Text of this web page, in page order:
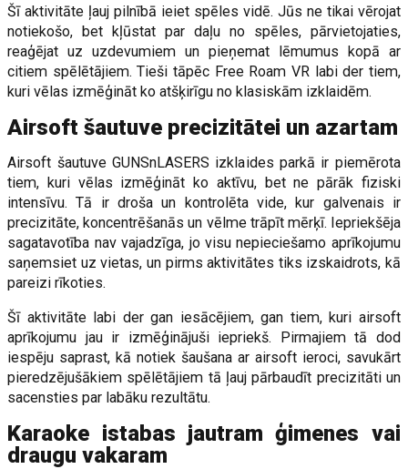
Šī aktivitāte ļauj pilnībā ieiet spēles vidē. Jūs ne tikai vērojat
notiekošo, bet kļūstat par daļu no spēles, pārvietojaties,
reaģējat uz uzdevumiem un pieņemat lēmumus kopā ar
citiem spēlētājiem. Tieši tāpēc Free Roam VR labi der tiem,
kuri vēlas izmēģināt ko atšķirīgu no klasiskām izklaidēm.
Airsoft šautuve precizitātei un azartam
Airsoft šautuve GUNSnLASERS izklaides parkā ir piemērota
tiem, kuri vēlas izmēģināt ko aktīvu, bet ne pārāk fiziski
intensīvu. Tā ir droša un kontrolēta vide, kur galvenais ir
precizitāte, koncentrēšanās un vēlme trāpīt mērķī. Iepriekšēja
sagatavotība nav vajadzīga, jo visu nepieciešamo aprīkojumu
saņemsiet uz vietas, un pirms aktivitātes tiks izskaidrots, kā
pareizi rīkoties.
Šī aktivitāte labi der gan iesācējiem, gan tiem, kuri airsoft
aprīkojumu jau ir izmēģinājuši iepriekš. Pirmajiem tā dod
iespēju saprast, kā notiek šaušana ar airsoft ieroci, savukārt
pieredzējušākiem spēlētājiem tā ļauj pārbaudīt precizitāti un
sacensties par labāku rezultātu.
Karaoke istabas jautram ģimenes vai
draugu vakaram